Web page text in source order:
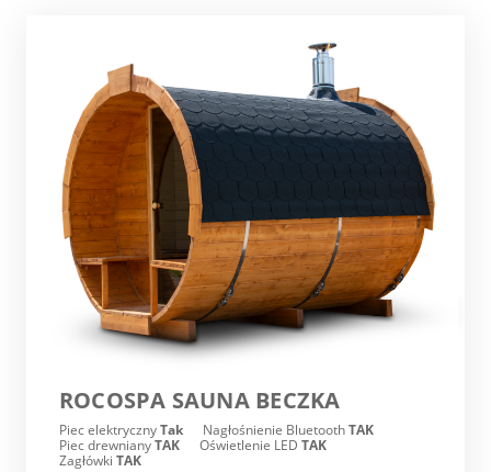
ROCOSPA SAUNA BECZKA
Piec elektrycznyTak Nagłośnienie BluetoothTAK
Piec drewnianyTAK Oświetlenie LED TAK
Zagłówki TAK